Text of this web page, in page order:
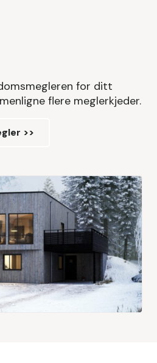
for ditt
flere meglerkjeder.
>>